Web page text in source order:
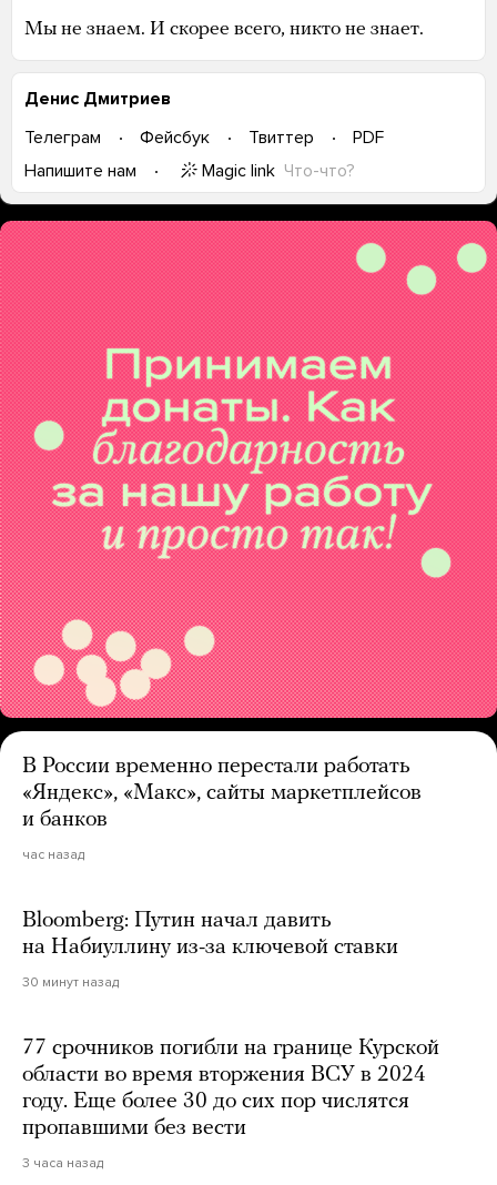
Мы не знаем. И скорее всего, никто не знает.
Денис Дмитриев
Телеграм
Фейсбук Твиттер
PDF
Напишите нам
Magic link Что-что?
В России временно перестали работать
«Яндекс», «Макс», сайты маркетплейсов
и банков
час назад
Bloomberg: Путин начал давить
на Набиуллину из-за ключевой ставки
30 минут назад
77 срочников погибли на границе Курской
области во время вторжения ВСУ в 2024
году. Еще более 30 до сих пор числятся
пропавшими без вести
3 часа назад